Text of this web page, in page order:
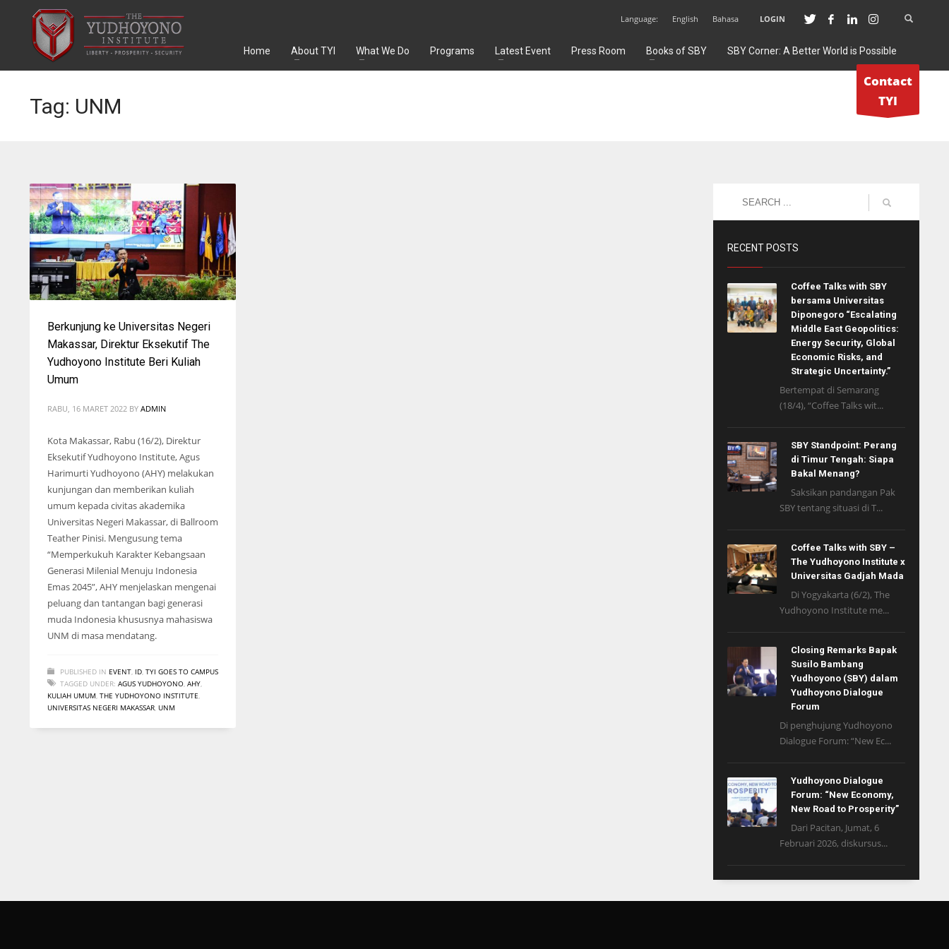
Language: English Bahasa LOGIN
Home About TYI What We Do Programs Latest Event Press Room Books of SBY SBY Corner: A Better World is Possible
Contact
TYI
Tag: UNM
Berkunjung ke Universitas Negeri
Makassar, Direktur Eksekutif The
Yudhoyono Institute Beri Kuliah
Umum
RABU, 16 MARET 2022 BY ADMIN
Kota Makassar, Rabu (16/2), Direktur
Eksekutif Yudhoyono Institute, Agus
Harimurti Yudhoyono (AHY) melakukan
kunjungan dan memberikan kuliah
umum kepada civitas akademika
Universitas Negeri Makassar, di Ballroom
Teather Pinisi. Mengusung tema
“Memperkukuh Karakter Kebangsaan
Generasi Milenial Menuju Indonesia
Emas 2045”, AHY menjelaskan mengenai
peluang dan tantangan bagi generasi
muda Indonesia khususnya mahasiswa
UNM di masa mendatang.
PUBLISHED IN EVENT, ID, TYI GOES TO CAMPUS
TAGGED UNDER: AGUS YUDHOYONO, AHY,
KULIAH UMUM, THE YUDHOYONO INSTITUTE,
UNIVERSITAS NEGERI MAKASSAR, UNM
RECENT POSTS
Coffee Talks with SBY
bersama Universitas
Diponegoro “Escalating
Middle East Geopolitics:
Energy Security, Global
Economic Risks, and
Strategic Uncertainty.”
Bertempat di Semarang
(18/4), “Coffee Talks wit...
SBY Standpoint: Perang
di Timur Tengah: Siapa
Bakal Menang?
Saksikan pandangan Pak
SBY tentang situasi di T...
Coffee Talks with SBY –
The Yudhoyono Institute x
Universitas Gadjah Mada
Di Yogyakarta (6/2), The
Yudhoyono Institute me...
Closing Remarks Bapak
Susilo Bambang
Yudhoyono (SBY) dalam
Yudhoyono Dialogue
Forum
Di penghujung Yudhoyono
Dialogue Forum: “New Ec...
Yudhoyono Dialogue
Forum: “New Economy,
New Road to Prosperity”
Dari Pacitan, Jumat, 6
Februari 2026, diskursus...